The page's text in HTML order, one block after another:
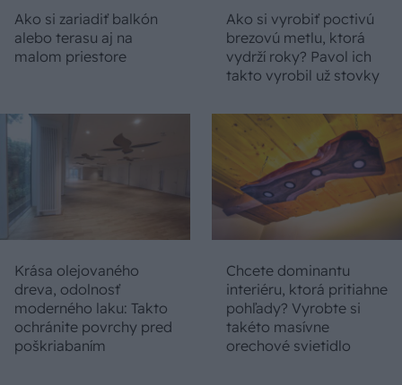
Ako si zariadiť balkón
alebo terasu aj na
malom priestore
Ako si vyrobiť poctivú
brezovú metlu, ktorá
vydrží roky? Pavol ich
takto vyrobil už stovky
Krása olejovaného
dreva, odolnosť
moderného laku: Takto
ochránite povrchy pred
poškriabaním
Chcete dominantu
interiéru, ktorá pritiahne
pohľady? Vyrobte si
takéto masívne
orechové svietidlo